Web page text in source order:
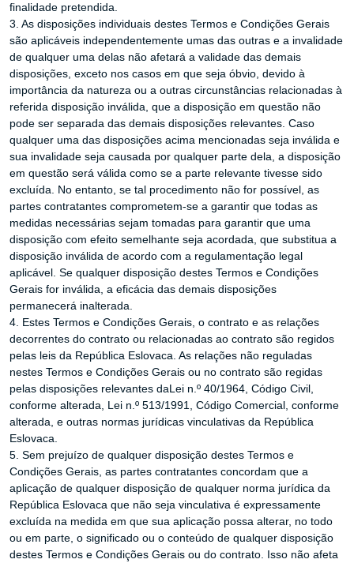
finalidade pretendida.
3. As disposições individuais destes Termos e Condições Gerais
são aplicáveis ​​independentemente umas das outras e a invalidade
de qualquer uma delas não afetará a validade das demais
disposições, exceto nos casos em que seja óbvio, devido à
importância da natureza ou a outras circunstâncias relacionadas à
referida disposição inválida, que a disposição em questão não
pode ser separada das demais disposições relevantes. Caso
qualquer uma das disposições acima mencionadas seja inválida e
sua invalidade seja causada por qualquer parte dela, a disposição
em questão será válida como se a parte relevante tivesse sido
excluída. No entanto, se tal procedimento não for possível, as
partes contratantes comprometem-se a garantir que todas as
medidas necessárias sejam tomadas para garantir que uma
disposição com efeito semelhante seja acordada, que substitua a
disposição inválida de acordo com a regulamentação legal
aplicável. Se qualquer disposição destes Termos e Condições
Gerais for inválida, a eficácia das demais disposições
permanecerá inalterada.
4. Estes Termos e Condições Gerais, o contrato e as relações
decorrentes do contrato ou relacionadas ao contrato são regidos
pelas leis da República Eslovaca. As relações não reguladas
nestes Termos e Condições Gerais ou no contrato são regidas
pelas disposições relevantes daLei n.º 40/1964, Código Civil,
conforme alterada, Lei n.º 513/1991, Código Comercial, conforme
alterada, e outras normas jurídicas vinculativas da República
Eslovaca.
5. Sem prejuízo de qualquer disposição destes Termos e
Condições Gerais, as partes contratantes concordam que a
aplicação de qualquer disposição de qualquer norma jurídica da
República Eslovaca que não seja vinculativa é expressamente
excluída na medida em que sua aplicação possa alterar, no todo
ou em parte, o significado ou o conteúdo de qualquer disposição
destes Termos e Condições Gerais ou do contrato. Isso não afeta